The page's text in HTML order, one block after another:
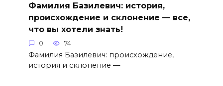
Фамилия Базилевич: история,
происхождение и склонение — все,
что вы хотели знать!
0 74
Фамилия Базилевич: происхождение,
история и склонение —